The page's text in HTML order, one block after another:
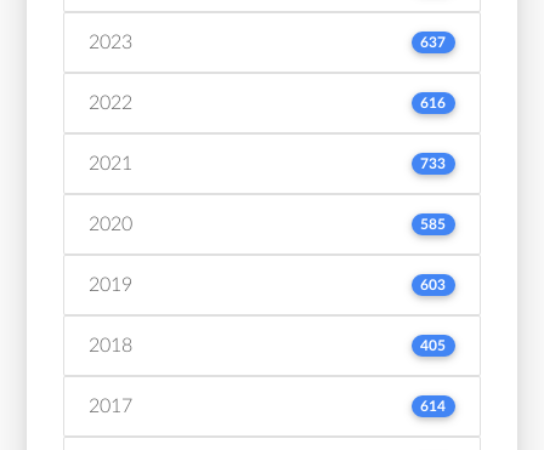
2023 637
2022 616
2021 733
2020 585
2019 603
2018 405
2017 614